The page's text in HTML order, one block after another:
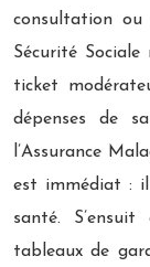
consultation ou
Sécurité
ticket
dépenses de
l’Assurance
est immédiat :
santé.
tableaux de